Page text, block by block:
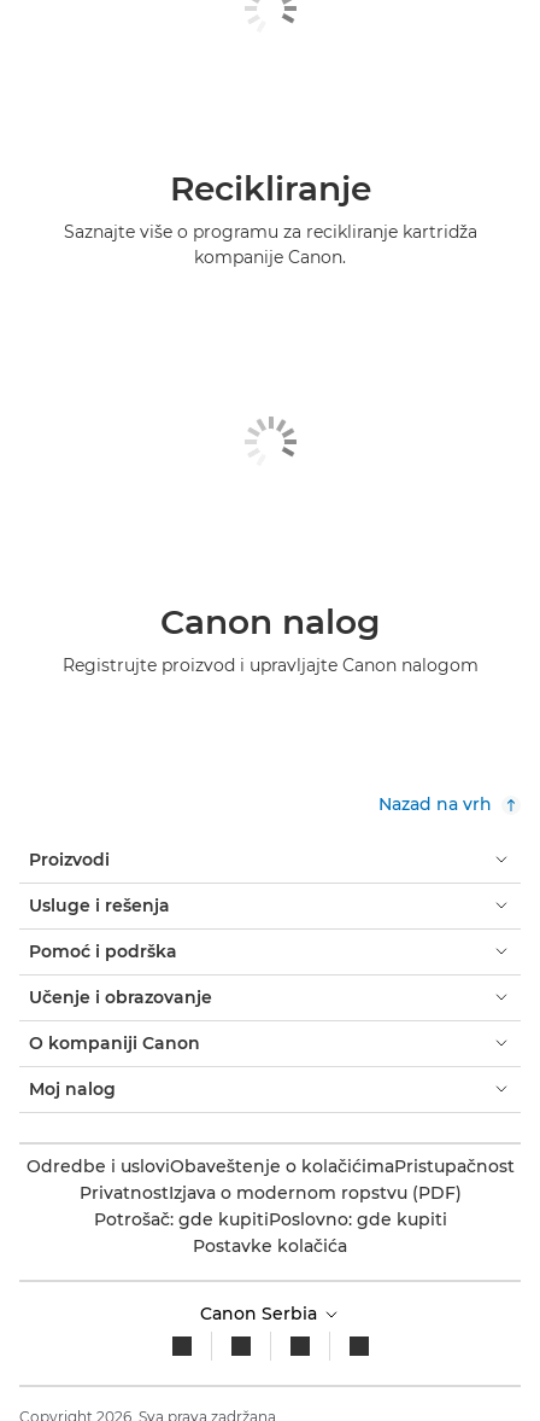
Recikliranje
Saznajte više o programu za recikliranje kartridža
kompanije Canon.
Canon nalog
Registrujte proizvod i upravljajte Canon nalogom
Nazad na vrh
Proizvodi
Usluge i rešenja
Pomoć i podrška
Učenje i obrazovanje
O kompaniji Canon
Moj nalog
Odredbe i usloviObaveštenje o kolačićimaPristupačnost
PrivatnostIzjava o modernom ropstvu (PDF)
Potrošač: gde kupitiPoslovno: gde kupiti
Postavke kolačića
Canon Serbia
Copyright 2026. Sva prava zadržana.